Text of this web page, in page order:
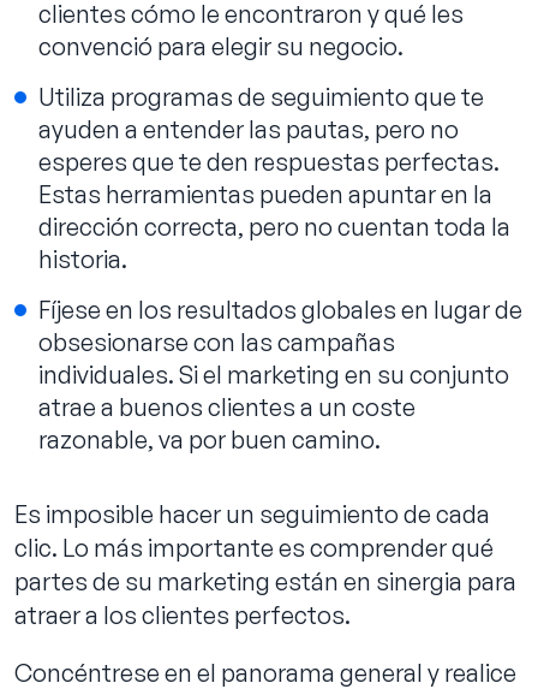
clientes cómo le encontraron y qué les
convenció para elegir su negocio.
Utiliza programas de seguimiento que te
ayuden a entender las pautas, pero no
esperes que te den respuestas perfectas.
Estas herramientas pueden apuntar en la
dirección correcta, pero no cuentan toda la
historia.
Fíjese en los resultados globales en lugar de
obsesionarse con las campañas
individuales. Si el marketing en su conjunto
atrae a buenos clientes a un coste
razonable, va por buen camino.
Es imposible hacer un seguimiento de cada
clic. Lo más importante es comprender qué
partes de su marketing están en sinergia para
atraer a los clientes perfectos.
Concéntrese en el panorama general y realice